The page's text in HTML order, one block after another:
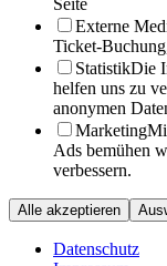
Seite
Externe
Ticket-
StatistikDie
helfen uns zu
anonymen
Marketing
Ads bemühen
verbessern.
Alle akzeptieren
Datenschutz